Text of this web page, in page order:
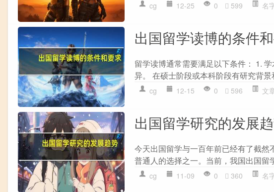
cg 12-25 0 599 名
出国留学读博的条件
留学读博通常需要满足以下条件： 1.
异。 在硕士阶段或本科阶段有研究背
cg 12-15 0 596 文
出国留学研究的发展
今天出国留学与一百年前已经有了截
普通人的选择之一。当前，我国出国留
cg 11-09 0 360 名